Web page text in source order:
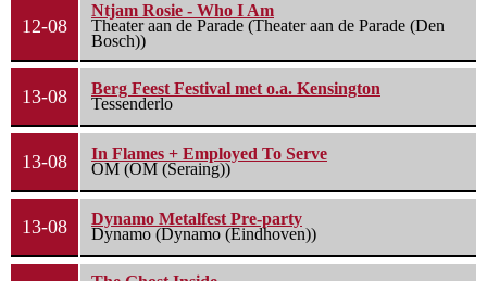
12-08
Ntjam Rosie - Who I Am
Theater aan de Parade (Theater aan de Parade (Den
Bosch))
13-08
Berg Feest Festival met o.a. Kensington
Tessenderlo
13-08
In Flames + Employed To Serve
OM (OM (Seraing))
13-08
Dynamo Metalfest Pre-party
Dynamo (Dynamo (Eindhoven))